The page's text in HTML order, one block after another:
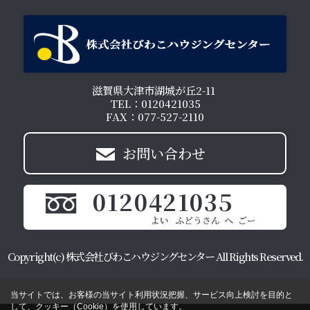
滋賀県大津市湖城が丘2-11
TEL：0120421035
FAX：077-527-2110
お問い合わせ
0120421035
Copyright(c) 株式会社びわこハウジングセンター All Rights Reserved.
当サイトでは、お客様の当サイト利用状況把握、サービス向上検討を目的と
して、クッキー（Cookie）を使用しています。